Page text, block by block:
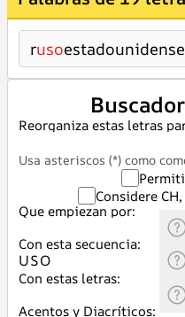
ruso
Reorganiza estas letras
Usa asteriscos (*) como
Considere
Que empiezan por:
Con esta secuencia:
Con estas letras:
Acentos y Diacríticos: